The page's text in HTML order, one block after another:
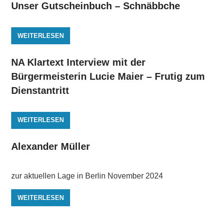
Unser Gutscheinbuch – Schnäbbche
WEITERLESEN
NA Klartext Interview mit der
Bürgermeisterin Lucie Maier – Frutig zum
Dienstantritt
WEITERLESEN
Alexander Müller
zur aktuellen Lage in Berlin November 2024
WEITERLESEN